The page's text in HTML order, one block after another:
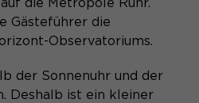
vorübergehend Daten der
die vom Nutzer gewählte
die automatische
die Metropole Ruhr.
Gästeführer die
Observatoriums.
der Sonnenuhr und der
Deshalb ist ein kleiner